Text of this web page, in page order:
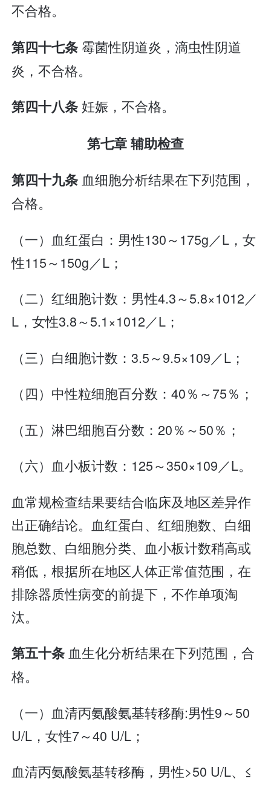
不合格。
第四十七条霉菌性阴道炎，滴虫性阴道
炎，不合格。
第四十八条妊娠，不合格。
第七章 辅助检查
第四十九条血细胞分析结果在下列范围，
合格。
（一）血红蛋白：男性130～175g／L，女
性115～150g／L；
（二）红细胞计数：男性4.3～5.8×1012／
L，女性3.8～5.1×1012／L；
（三）白细胞计数：3.5～9.5×109／L；
（四）中性粒细胞百分数：40％～75％；
（五）淋巴细胞百分数：20％～50％；
（六）血小板计数：125～350×109／L。
血常规检查结果要结合临床及地区差异作
出正确结论。血红蛋白、红细胞数、白细
胞总数、白细胞分类、血小板计数稍高或
稍低，根据所在地区人体正常值范围，在
排除器质性病变的前提下，不作单项淘
汰。
第五十条血生化分析结果在下列范围，合
格。
（一）血清丙氨酸氨基转移酶:男性9～50
U/L，女性7～40 U/L；
血清丙氨酸氨基转移酶，男性>50 U/L、≤